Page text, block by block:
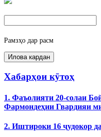
Рамзҳо дар расм
Хабарҳои кӯтоҳ
1. Фаъолияти 20-солаи
Фармондеҳии Гвардияи
2. Иштироки 16 ҷудокор